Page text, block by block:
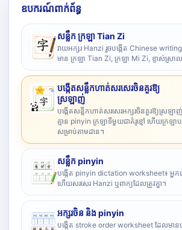
ឧបករណ៍ពាក់ព័ន្ធ
សន្លឹក ក្រឡា Tian Zi
វាយអក្សរ Hanzi រួចបង្កើត Chinese
មាន ក្រឡា Tian Zi, ក្រឡា Mi Zi, ខ្ទាស់ស្រា
បង្កើតសន្លឹកហាត់សរសេរចិនគួរឱ្យ
ស្រឡាញ់
បង្កើតសន្លឹកហាត់សរសេរអក្សរចិនគួរឱ្យស្រឡា
គ្មាន pinyin ក្រឡាទីមួយជាគំរូខ្មៅ ហើយក្រឡាប
សម្រាប់តាមដាន។
សន្លឹក pinyin
បង្កើត pinyin dictation worksheet៖ អ្ន
ហើយសរសេរ Hanzi ឬពាក្យដែលត្រូវគ្នា។
អក្សរចិន និង pinyin
បង្កើត stroke order worksheet ដែលមាន